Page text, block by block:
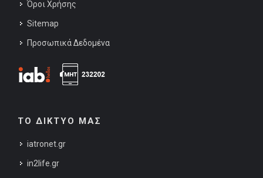
Όροι Χρήσης
Sitemap
Προσωπικά Δεδομένα
ΤΟ ΔΙΚΤΥΟ ΜΑΣ
iatronet.gr
in2life.gr